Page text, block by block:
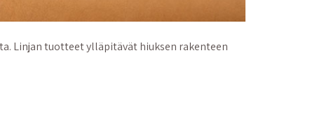
Linjan tuotteet ylläpitävät hiuksen rakenteen